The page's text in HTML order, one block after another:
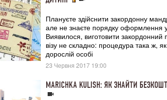
Плануєте здійснити закордонну
але не знаєте порядку оформлення
Виявилося, виготовити закордонний
візу не складно: процедура така ж, як
дорослій особі
23 Червня 2017 19:00
MARICHKA KULISH: ЯК ЗНАЙТИ